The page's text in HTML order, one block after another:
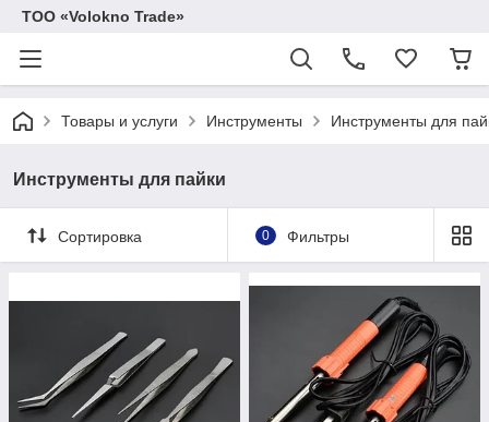
ТОО «Volokno Trade»
Товары и услуги Инструменты Инструменты для
Инструменты для пайки
Сортировка 0 Фильтры